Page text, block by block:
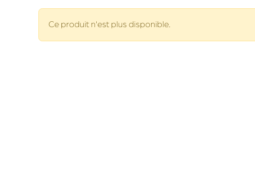
Ce produit n'est plus disponible.